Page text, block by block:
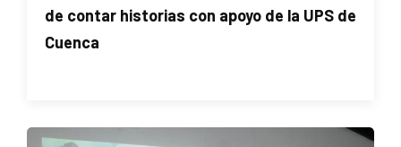
de contar historias con apoyo de la UPS de
Cuenca